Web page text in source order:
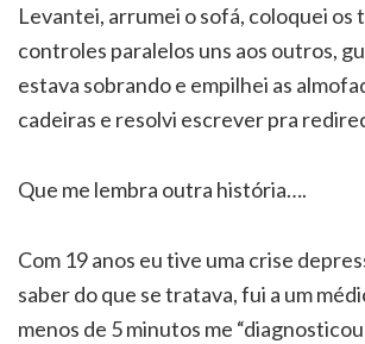
Levantei, arrumei o sofá, coloquei os
controles paralelos uns aos outros,
estava sobrando e empilhei as
cadeiras e resolvi escrever pra
Que me lembra outra história….
Com 19 anos eu tive uma crise
saber do que se tratava, fui a um
menos de 5 minutos me